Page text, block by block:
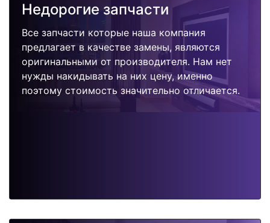
Недорогие запчасти
Все запчасти которые наша компания
предлагает в качестве замены, являются
оригинальными от производителя. Нам нет
нужды накидывать на них цену, именно
поэтому стоимость значительно отличается.